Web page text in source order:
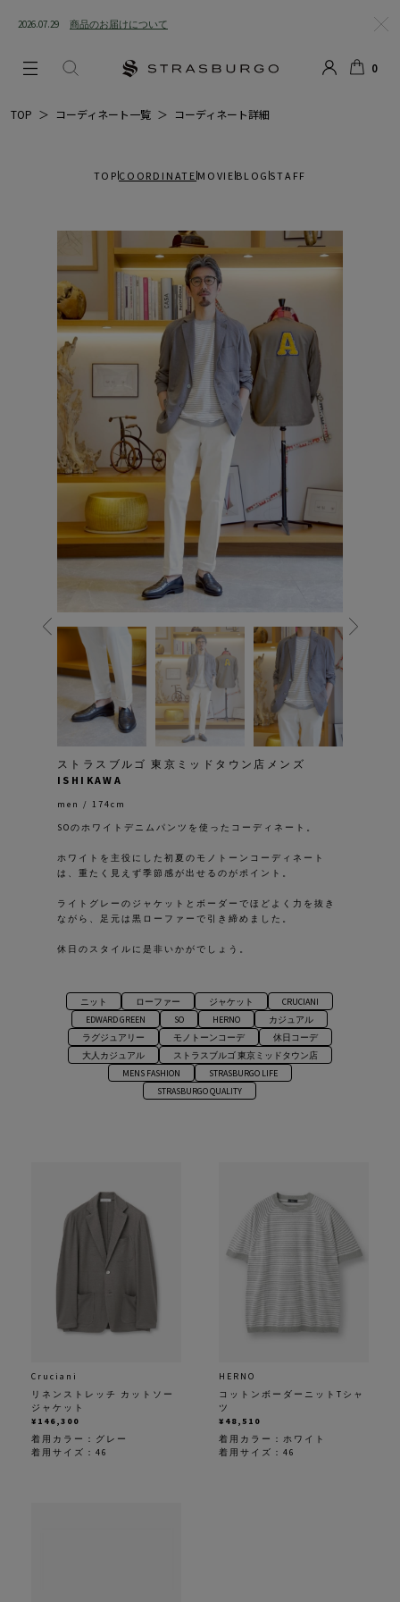
2026.07.29 商品のお届けについて
る
0
TOP ＞ コーディネート一覧 ＞ コーディネート詳細
TOP COORDINATE MOVIE BLOG STAFF
ストラスブルゴ 東京ミッドタウン店メンズ
ISHIKAWA
men / 174cm
SOのホワイトデニムパンツを使ったコーディネート。
ホワイトを主役にした初夏のモノトーンコーディネート
は、重たく見えず季節感が出せるのがポイント。
ライトグレーのジャケットとボーダーでほどよく力を抜き
ながら、足元は黒ローファーで引き締めました。
休日のスタイルに是非いかがでしょう。
ニット ローファー ジャケット
CRUCIANI
EDWARD GREEN
SO HERNO
カジュアル
ラグジュアリー
モノトーンコーデ
休日コーデ
大人カジュアル
ストラスブルゴ 東京ミッドタウン店
MENS FASHION
STRASBURGO LIFE
STRASBURGO QUALITY
Cruciani
リネンストレッチ カットソー
ジャケット
¥146,300
着用カラー： グレー
着用サイズ：46
HERNO
コットンボーダーニットTシャ
ツ
¥48,510
着用カラー： ホワイト
着用サイズ：46